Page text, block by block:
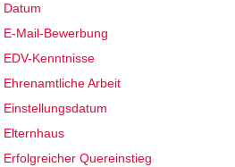
Datum
E-Mail-Bewerbung
EDV-Kenntnisse
Ehrenamtliche Arbeit
Einstellungsdatum
Elternhaus
Erfolgreicher Quereinstieg